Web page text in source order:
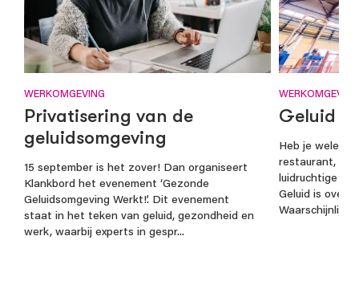
WERKOMGEVING
Privatisering van de
geluidsomgeving
15 september is het zover! Dan organiseert
Klankbord het evenement ‘Gezonde
Geluidsomgeving Werkt!’. Dit evenement
staat in het teken van geluid, gezondheid en
werk, waarbij experts in gespr...
Geluid
Heb je
restaurant,
luidruchtige
Geluid is
Waarschijnlijk